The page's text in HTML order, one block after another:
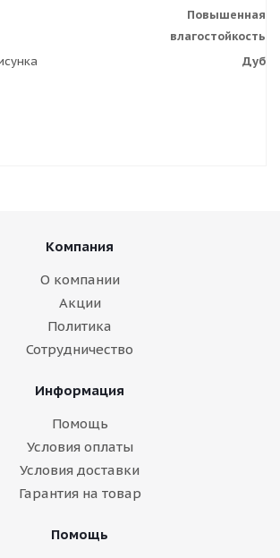
Повышенная
влагостойкость
Дуб
Компания
О компании
Акции
Политика
Сотрудничество
Информация
Помощь
Условия оплаты
Условия доставки
Гарантия на товар
Помощь